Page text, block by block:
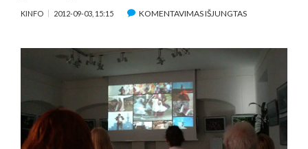
KINFO 2012-09-03, 15:15 KOMENTAVIMAS IŠJUNGTASĮRAŠE
SEZONĄ
PRADEDA
„VILNIAUS
KINO
ŠORTAI”